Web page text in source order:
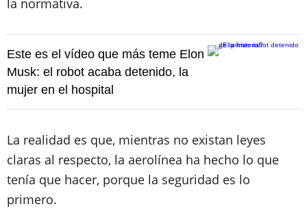
Este es el vídeo que más teme Elon
Musk: el robot acaba detenido, la
mujer en el hospital
La realidad es que, mientras no existan leyes
claras al respecto, la aerolínea ha hecho lo que
tenía que hacer, porque la seguridad es lo
primero.